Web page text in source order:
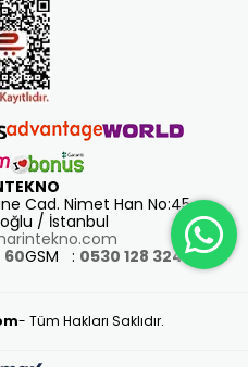
Cad. Nimet Han No:45
/ İstanbul
60GSM : 0530 128 3243
- Tüm Hakları Saklıdır.